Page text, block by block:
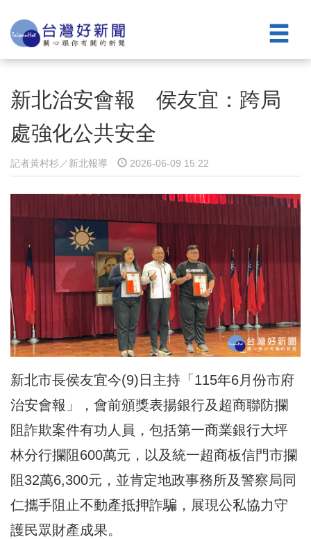
新北治安會報 侯友宜：跨局
處強化公共安全
記者黃村杉／新北報導 2026-06-09 15:22
新北市長侯友宜今(9)日主持「115年6月份市府
治安會報」，會前頒獎表揚銀行及超商聯防攔
阻詐欺案件有功人員，包括第一商業銀行大坪
林分行攔阻600萬元，以及統一超商板信門市攔
阻32萬6,300元，並肯定地政事務所及警察局同
仁攜手阻止不動產抵押詐騙，展現公私協力守
護民眾財產成果。